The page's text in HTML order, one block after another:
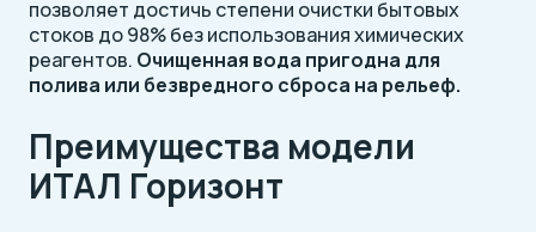
позволяет достичь степени очистки бытовых
стоков до 98% без использования химических
реагентов. Очищенная вода пригодна для
полива или безвредного сброса на рельеф.
Преимущества модели
ИТАЛ Горизонт